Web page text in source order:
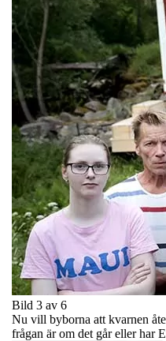
Bild 3 av 6
Nu vill byborna att kvarnen
frågan är om det går eller har